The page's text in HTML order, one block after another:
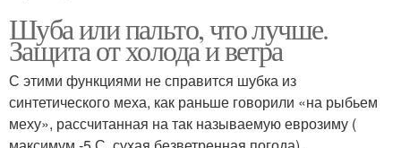
Шуба или пальто, что лучше.
Защита от холода и ветра
С этими функциями не справится шубка из
синтетического меха, как раньше говорили «на рыбьем
меху», рассчитанная на так называемую еврозиму (